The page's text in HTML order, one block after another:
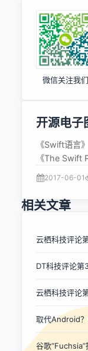
微信关注我们
开源电
《Swift语言
《The Swift
Swift 关于
numbbbbb)
lyuka,
符串和字符(
@honghaoz)
成 By
@lifedim) 析
2017-06-01
相关文章
云栖科技评论
DT科技评论
云栖科技评论
取代Android
谷歌